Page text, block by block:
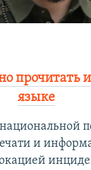
прочитать
языке
и